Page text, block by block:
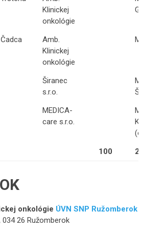
Klinickej
onkológie
Amb.
Klinickej
onkológie
Širanec
s.r.o.
MEDICA-
care s.r.o.
100
onkológie ÚVN SNP Ružomberok
034 26 Ružomberok